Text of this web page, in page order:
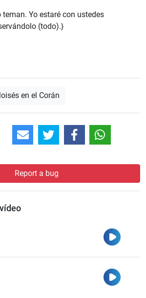
teman. Yo estaré con ustedes
(todo).}
en el Corán
Report a bug